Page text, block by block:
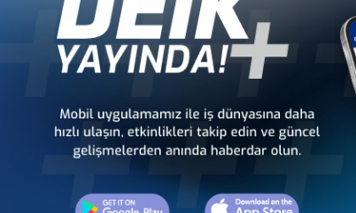
Türkiye - Güney Sudan
İş Konseyi
Türkiye - Kamerun
İş Konseyi